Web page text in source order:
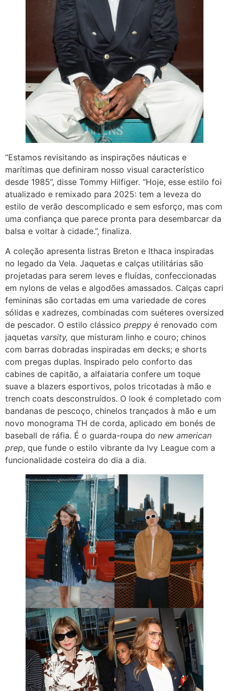
“Estamos revisitando as inspirações náuticas e
marítimas que definiram nosso visual característico
desde 1985”, disse Tommy Hilfiger. “Hoje, esse estilo foi
atualizado e remixado para 2025: tem a leveza do
estilo de verão descomplicado e sem esforço, mas com
uma confiança que parece pronta para desembarcar da
balsa e voltar à cidade.”, finaliza.
A coleção apresenta listras Breton e Ithaca inspiradas
no legado da Vela. Jaquetas e calças utilitárias são
projetadas para serem leves e fluídas, confeccionadas
em nylons de velas e algodões amassados. Calças capri
femininas são cortadas em uma variedade de cores
sólidas e xadrezes, combinadas com suéteres oversized
de pescador. O estilo clássico preppy é renovado com
jaquetas varsity, que misturam linho e couro; chinos
com barras dobradas inspiradas em decks; e shorts
com pregas duplas. Inspirado pelo conforto das
cabines de capitão, a alfaiataria confere um toque
suave a blazers esportivos, polos tricotadas à mão e
trench coats desconstruídos. O look é completado com
bandanas de pescoço, chinelos trançados à mão e um
novo monograma TH de corda, aplicado em bonés de
baseball de ráfia. É o guarda-roupa do new american
prep, que funde o estilo vibrante da Ivy League com a
funcionalidade costeira do dia a dia.